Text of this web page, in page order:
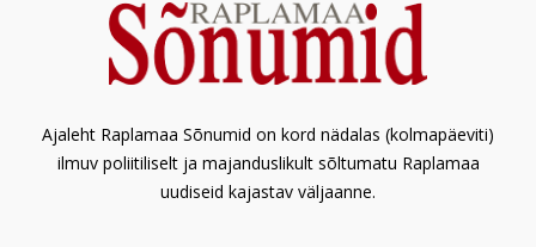
Ajaleht Raplamaa Sõnumid on kord nädalas (kolmapäeviti)
ilmuv poliitiliselt ja majanduslikult sõltumatu Raplamaa
uudiseid kajastav väljaanne.